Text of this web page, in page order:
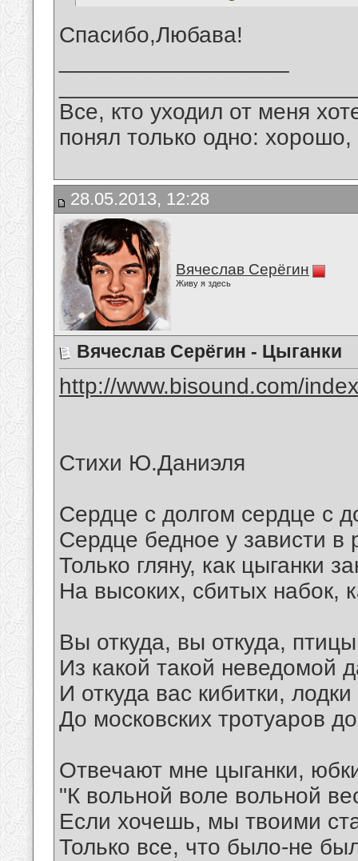
Спасибо,Любава!
Все, кто уходил от меня
понял только одно:
28.05.2013, 12:28
Вячеслав Серёгин
Живу я здесь
Вячеслав Серёгин - Цыганки
http://www.bisound.com/
Стихи Ю.Даниэля
Сердце с долгом сердце с
Сердце бедное у зависти в
Только гляну, как цыганки
На высоких, сбитых набок,
Вы откуда, вы откуда,
Из какой такой неведомой
И откуда вас кибитки,
До московских тротуаров
Отвечают мне цыганки,
"К вольной воле вольной
Если хочешь, мы твоими
Только все, что было-не